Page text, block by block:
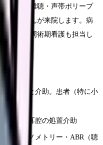
まい・難聴・声帯ポリープ
患者さんが来院します。病
手術の周術期看護も担当し
の準備と介助。患者（特に小
鼻腔と耳腔の処置介助
ィンパノメトリー・ABR（聴